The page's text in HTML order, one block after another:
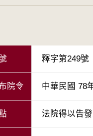
釋字第249號
院令 中華民國 78
法院得以告